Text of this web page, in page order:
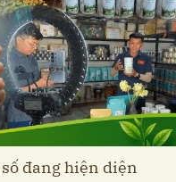
đang hiện diện